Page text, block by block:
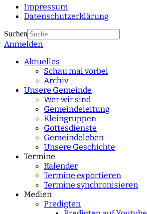
Impressum
Datenschutzerklärung
Suchen
Type 2 or more
Anmelden
Aktuelles
Schau mal vorbei
Archiv
Unsere Gemeinde
Wer wir sind
Gemeindeleitung
Kleingruppen
Gottesdienste
Gemeindeleben
Unsere Geschichte
Termine
Kalender
Termine exportieren
Termine synchronisieren
Medien
Predigten